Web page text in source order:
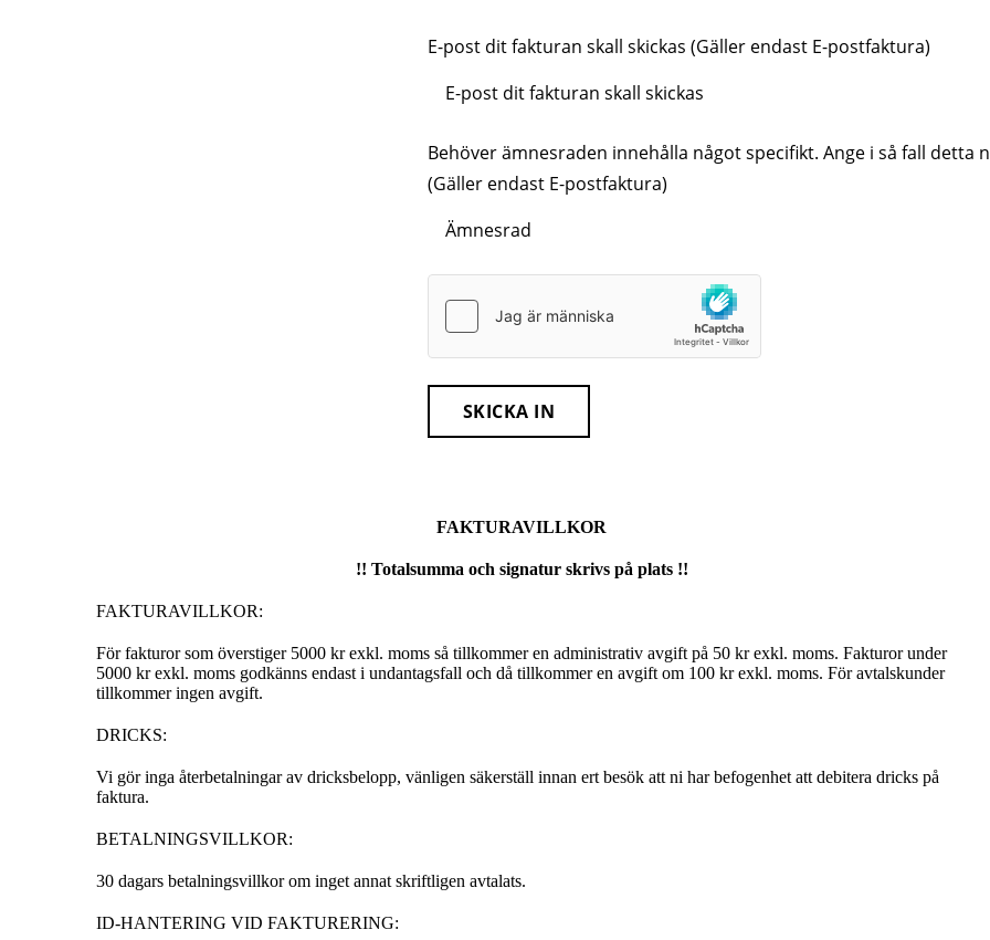
E-post dit fakturan skall skickas (Gäller endast E-postfaktura)
Behöver ämnesraden innehålla något specifikt. Ange i så fall detta
(Gäller endast E-postfaktura)
SKICKA IN
FAKTURAVILLKOR
!! Totalsumma och signatur skrivs på plats !!
FAKTURAVILLKOR:
För fakturor som överstiger 5000 kr exkl. moms så tillkommer en administrativ avgift på 50 kr exkl. moms. Fakturor under
5000 kr exkl. moms godkänns endast i undantagsfall och då tillkommer en avgift om 100 kr exkl. moms. För avtalskunder
tillkommer ingen avgift.
DRICKS:
Vi gör inga återbetalningar av dricksbelopp, vänligen säkerställ innan ert besök att ni har befogenhet att debitera dricks på
faktura.
BETALNINGSVILLKOR:
30 dagars betalningsvillkor om inget annat skriftligen avtalats.
ID-HANTERING VID FAKTURERING: